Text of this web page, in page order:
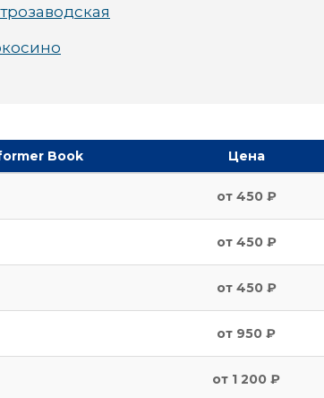
Book
Цена
от 450 ₽
от 450 ₽
от 450 ₽
от 950 ₽
от 1 200 ₽